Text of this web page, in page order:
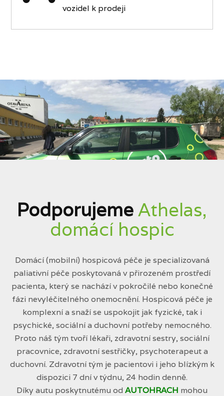
vozidel k prodeji
PodporujemeAthelas,
domácí hospic
Domácí (mobilní) hospicová péče je specializovaná
paliativní péče poskytovaná v přirozeném prostředí
pacienta, který se nachází v pokročilé nebo konečné
fázi nevyléčitelného onemocnění. Hospicová péče je
komplexní a snaží se uspokojit jak fyzické, tak i
psychické, sociální a duchovní potřeby nemocného.
Proto náš tým tvoří lékaři, zdravotní sestry, sociální
pracovnice, zdravotní sestřičky, psychoterapeut a
duchovní. Zdravotní tým je pacientovi i jeho blízkým k
dispozici 7 dní v týdnu, 24 hodin denně.
Díky autu poskytnutému od AUTOHRACH mohou